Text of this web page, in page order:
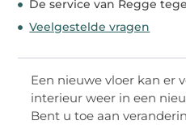
De service van Regge
Veelgestelde vragen
Een nieuwe vloer kan er
interieur weer in een
Bent u toe aan